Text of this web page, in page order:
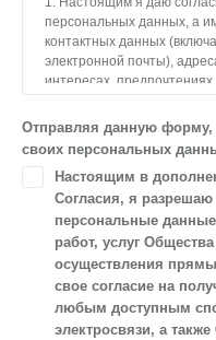
персональных данных, а
контактных данных
электронной почты),
интересах,
устройства и модели
уникального
предпочтительного
контактов.
следующие действия:
накопление, хранение,
извлечение,
блокирование, удаление,
Общество обрабатывает
с использованием
Отправляя данную форму,
своих персональных
Настоящим в
Согласия, я
персональные
работ, услуг
осуществления
свое согласие на
любым доступным
электросвязи, а также